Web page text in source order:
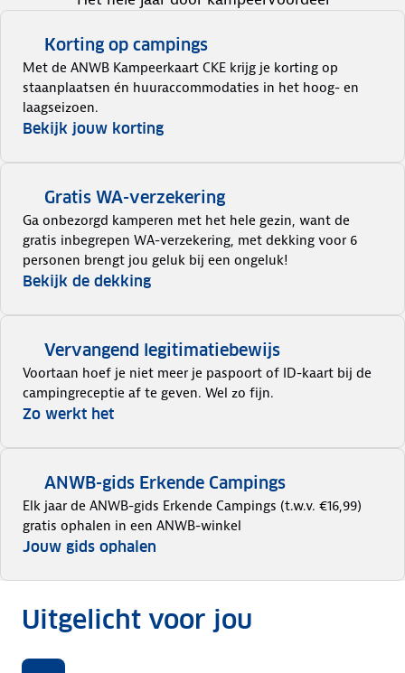
Korting op campings
Met de ANWB Kampeerkaart CKE krijg je korting op
staanplaatsen én huuraccommodaties in het hoog- en
laagseizoen.
Bekijk jouw korting
Gratis WA-verzekering
Ga onbezorgd kamperen met het hele gezin, want de
gratis inbegrepen WA-verzekering, met dekking voor 6
personen brengt jou geluk bij een ongeluk!
Bekijk de dekking
Vervangend legitimatiebewijs
Voortaan hoef je niet meer je paspoort of ID-kaart bij de
campingreceptie af te geven. Wel zo fijn.
Zo werkt het
ANWB-gids Erkende Campings
Elk jaar de ANWB-gids Erkende Campings (t.w.v. €16,99)
gratis ophalen in een ANWB-winkel
Jouw gids ophalen
Uitgelicht voor jou